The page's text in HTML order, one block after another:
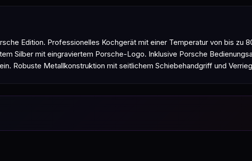
Edition. Professionelles Kochgerät mit einer Temperatur von bis zu
Silber mit eingraviertem Porsche-Logo. Inklusive Porsche
Robuste Metallkonstruktion mit seitlichem Schiebehandgriff und